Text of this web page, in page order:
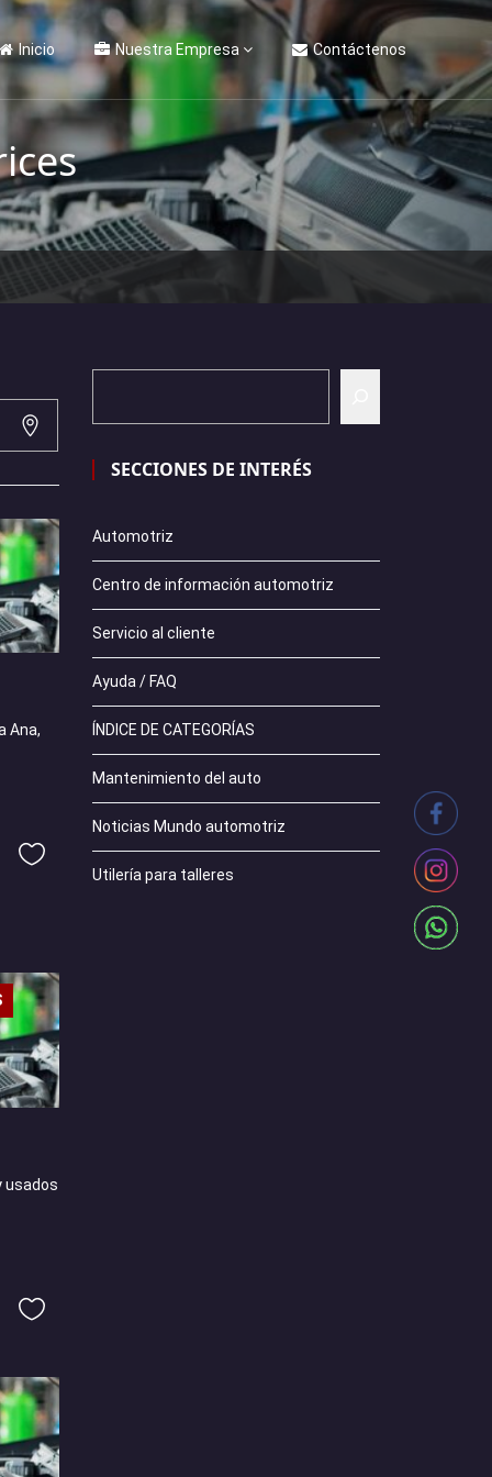
Inicio Nuestra Empresa Contáctenos
Ana,
usados
SECCIONES DE INTERÉS
Automotriz
Centro de información automotriz
Servicio al cliente
Ayuda / FAQ
ÍNDICE DE CATEGORÍAS
Mantenimiento del auto
Noticias Mundo automotriz
Utilería para talleres